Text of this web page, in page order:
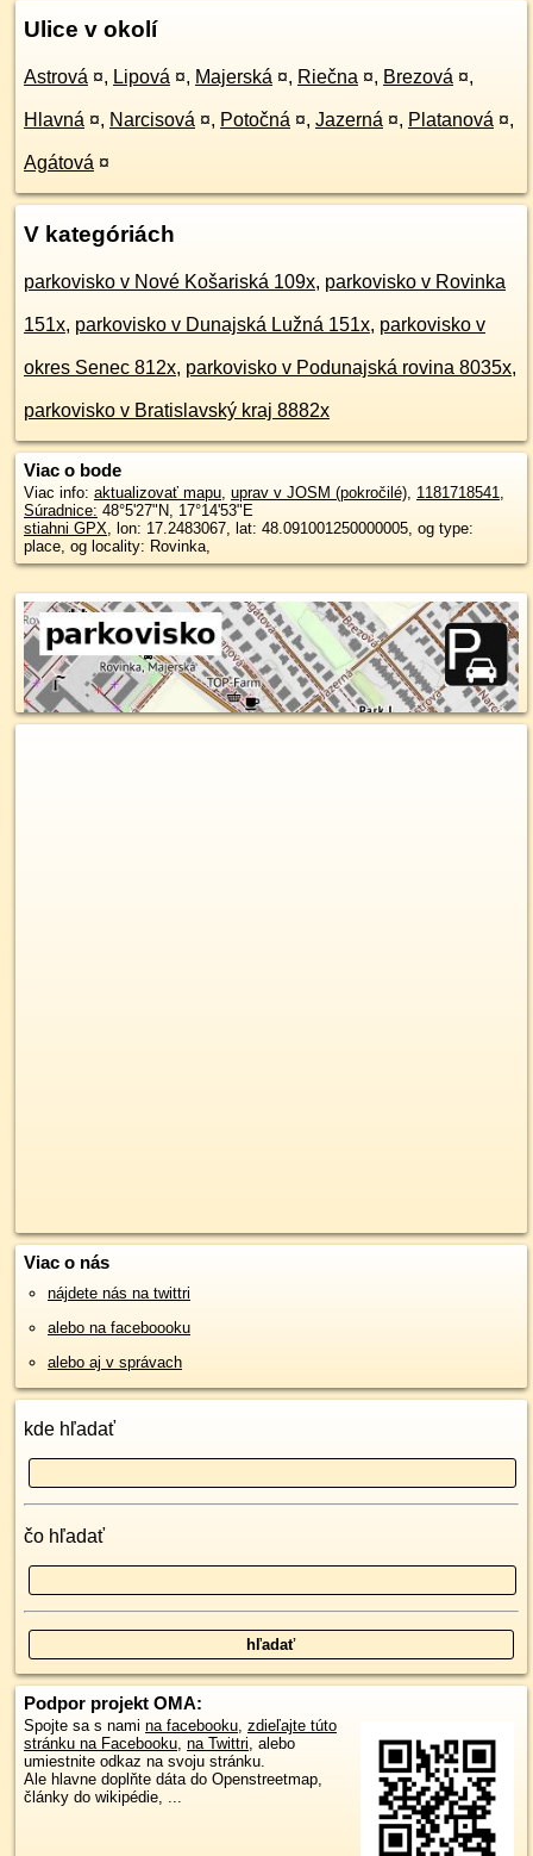
Ulice v okolí
Astrová ¤, Lipová ¤, Majerská ¤, Riečna ¤, Brezová ¤,
Hlavná ¤, Narcisová ¤, Potočná ¤, Jazerná ¤, Platanová ¤,
Agátová ¤
V kategóriách
parkovisko v Nové Košariská 109x, parkovisko v Rovinka
151x, parkovisko v Dunajská Lužná 151x, parkovisko v
okres Senec 812x, parkovisko v Podunajská rovina 8035x,
parkovisko v Bratislavský kraj 8882x
Viac o bode
Viac info: aktualizovať mapu, uprav v JOSM (pokročilé), 1181718541,
Súradnice: 48°5'27"N, 17°14'53"E
stiahni GPX, lon: 17.2483067, lat: 48.091001250000005, og type:
place, og locality: Rovinka,
Viac o nás
nájdete nás na twittri
alebo na faceboooku
alebo aj v správach
kde hľadať
čo hľadať
Podpor projekt OMA:
Spojte sa s nami na facebooku, zdieľajte túto
stránku na Facebooku, na Twittri, alebo
umiestnite odkaz na svoju stránku.
Ale hlavne doplňte dáta do Openstreetmap,
články do wikipédie, ...